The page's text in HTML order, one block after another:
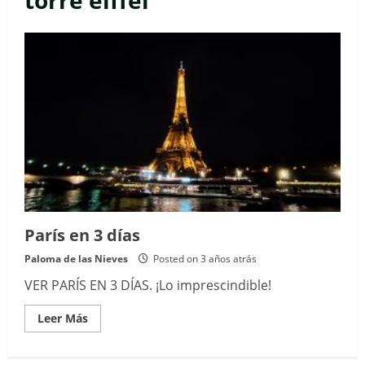
París en 3 días
Paloma de las Nieves Posted on 3 años atrás
VER PARÍS EN 3 DÍAS. ¡Lo imprescindible!
Leer MásRead
more